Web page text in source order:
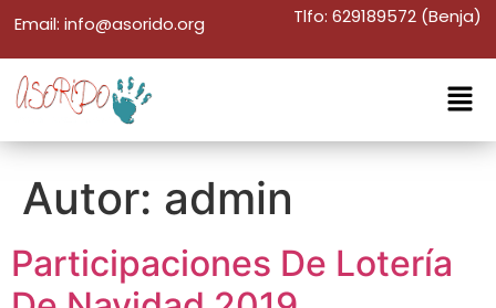
Email: info@asorido.org Tlfo: 629189572 (Benja)
Autor: admin
Participaciones De Lotería